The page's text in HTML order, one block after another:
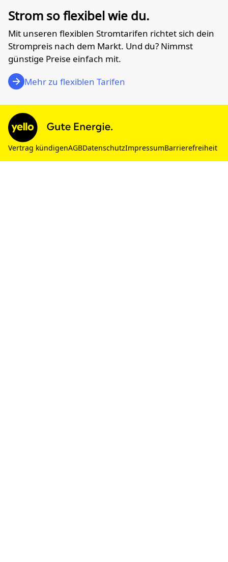
Strom so flexibel wie du.
Mit unseren flexiblen Stromtarifen richtet sich dein
Strompreis nach dem Markt. Und du? Nimmst
günstige Preise einfach mit.
Mehr zu flexiblen Tarifen
Vertrag kündigenAGBDatenschutzImpressumBarrierefreiheit